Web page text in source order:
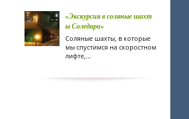
«Экскурсия в соляные шахт
ы Соледара»
Соляные шахты, в которые
мы спустимся на скоростном
лифте,...